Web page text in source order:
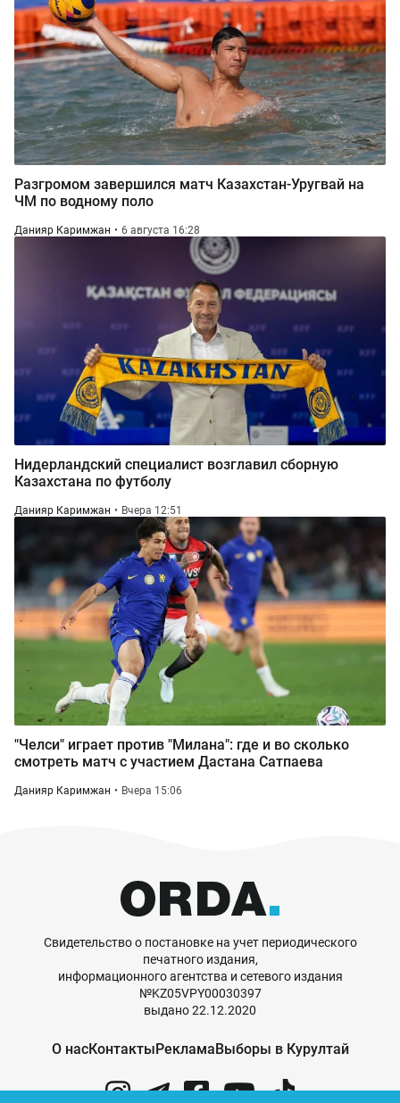
Разгромом завершился матч Казахстан-Уругвай на
ЧМ по водному поло
Данияр Каримжан 6 августа 16:28
Нидерландский специалист возглавил сборную
Казахстана по футболу
Данияр Каримжан Вчера 12:51
"Челси" играет против "Милана": где и во сколько
смотреть матч с участием Дастана Сатпаева
Данияр Каримжан Вчера 15:06
Свидетельство о постановке на учет периодического
печатного издания,
информационного агентства и сетевого издания
№KZ05VPY00030397
выдано 22.12.2020
О насКонтактыРекламаВыборы в Курултай